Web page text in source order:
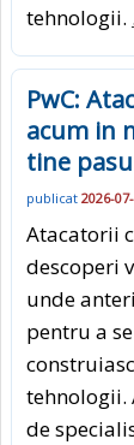
tehnologii.
PwC:
acum in
tine
publicat 2026-
Atacatorii
descoperi
unde
pentru a
tehnologii.
de